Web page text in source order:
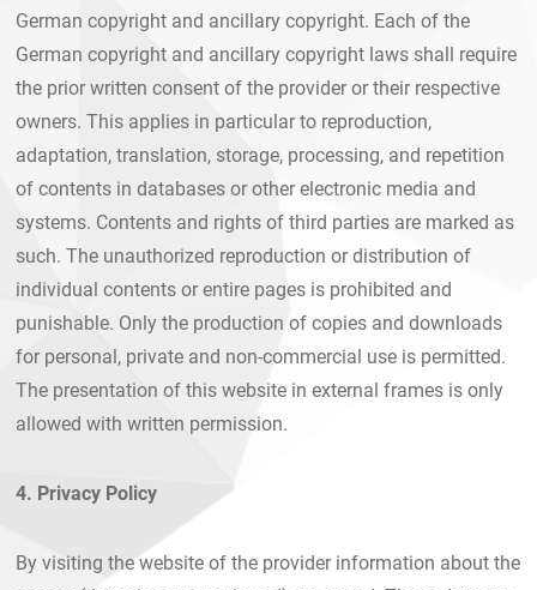
German copyright and ancillary copyright. Each of the
German copyright and ancillary copyright laws shall require
the prior written consent of the provider or their respective
owners. This applies in particular to reproduction,
adaptation, translation, storage, processing, and repetition
of contents in databases or other electronic media and
systems. Contents and rights of third parties are marked as
such. The unauthorized reproduction or distribution of
individual contents or entire pages is prohibited and
punishable. Only the production of copies and downloads
for personal, private and non-commercial use is permitted.
The presentation of this website in external frames is only
allowed with written permission.
4. Privacy Policy
By visiting the website of the provider information about the